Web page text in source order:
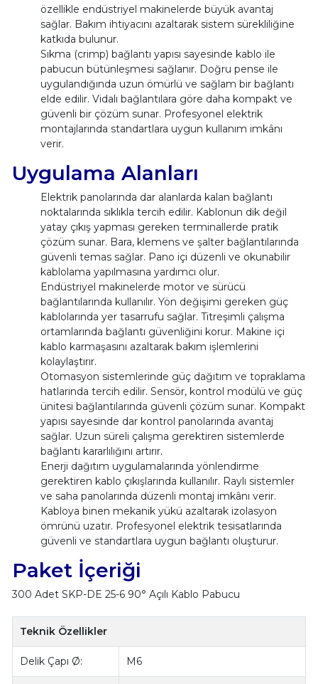
özellikle endüstriyel makinelerde büyük avantaj
sağlar. Bakım ihtiyacını azaltarak sistem sürekliliğine
katkıda bulunur.
Sıkma (crimp) bağlantı yapısı sayesinde kablo ile
pabucun bütünleşmesi sağlanır. Doğru pense ile
uygulandığında uzun ömürlü ve sağlam bir bağlantı
elde edilir. Vidalı bağlantılara göre daha kompakt ve
güvenli bir çözüm sunar. Profesyonel elektrik
montajlarında standartlara uygun kullanım imkânı
verir.
Uygulama Alanları
Elektrik panolarında dar alanlarda kalan bağlantı
noktalarında sıklıkla tercih edilir. Kablonun dik değil
yatay çıkış yapması gereken terminallerde pratik
çözüm sunar. Bara, klemens ve şalter bağlantılarında
güvenli temas sağlar. Pano içi düzenli ve okunabilir
kablolama yapılmasına yardımcı olur.
Endüstriyel makinelerde motor ve sürücü
bağlantılarında kullanılır. Yön değişimi gereken güç
kablolarında yer tasarrufu sağlar. Titreşimli çalışma
ortamlarında bağlantı güvenliğini korur. Makine içi
kablo karmaşasını azaltarak bakım işlemlerini
kolaylaştırır.
Otomasyon sistemlerinde güç dağıtım ve topraklama
hatlarında tercih edilir. Sensör, kontrol modülü ve güç
ünitesi bağlantılarında güvenli çözüm sunar. Kompakt
yapısı sayesinde dar kontrol panolarında avantaj
sağlar. Uzun süreli çalışma gerektiren sistemlerde
bağlantı kararlılığını artırır.
Enerji dağıtım uygulamalarında yönlendirme
gerektiren kablo çıkışlarında kullanılır. Raylı sistemler
ve saha panolarında düzenli montaj imkânı verir.
Kabloya binen mekanik yükü azaltarak izolasyon
ömrünü uzatır. Profesyonel elektrik tesisatlarında
güvenli ve standartlara uygun bağlantı oluşturur.
Paket İçeriği
300 Adet SKP-DE 25-6 90° Açılı Kablo Pabucu
Teknik Özellikler
Delik Çapı Ø: M6